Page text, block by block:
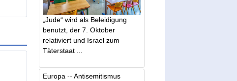
„Jude“ wird als Beleidigung
benutzt, der 7. Oktober
relativiert und Israel zum
Täterstaat ...
Europa -- Antisemitismus